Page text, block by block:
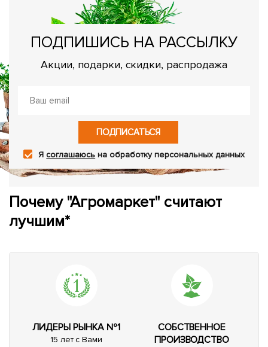
ПОДПИШИСЬ НА РАССЫЛКУ
Акции, подарки, скидки, распродажа
ПОДПИСАТЬСЯ
Ясоглашаюсь на обработку персональных данных
Почему "Агромаркет" считают
лучшим*
ЛИДЕРЫ РЫНКА №1
15 лет с Вами
СОБСТВЕННОЕ
ПРОИЗВОДСТВО